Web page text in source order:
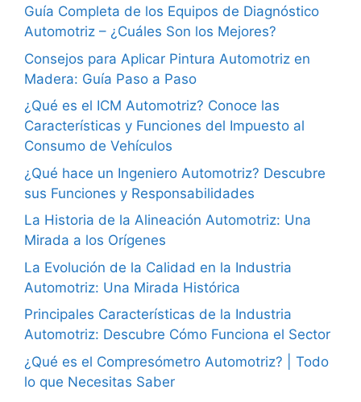
Guía Completa de los Equipos de Diagnóstico
Automotriz – ¿Cuáles Son los Mejores?
Consejos para Aplicar Pintura Automotriz en
Madera: Guía Paso a Paso
¿Qué es el ICM Automotriz? Conoce las
Características y Funciones del Impuesto al
Consumo de Vehículos
¿Qué hace un Ingeniero Automotriz? Descubre
sus Funciones y Responsabilidades
La Historia de la Alineación Automotriz: Una
Mirada a los Orígenes
La Evolución de la Calidad en la Industria
Automotriz: Una Mirada Histórica
Principales Características de la Industria
Automotriz: Descubre Cómo Funciona el Sector
¿Qué es el Compresómetro Automotriz? | Todo
lo que Necesitas Saber